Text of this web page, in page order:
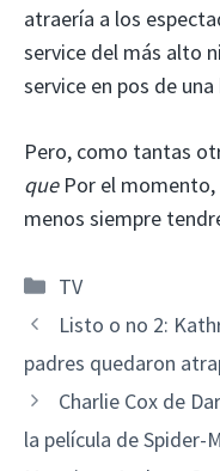
atraería a los
service del más alto
service en pos de una
Pero, como tantas
quePor el momento,
menos siempre
Categorías
TV
Listo o no 2:
padres quedaron
Charlie Cox de
la película de Spider-